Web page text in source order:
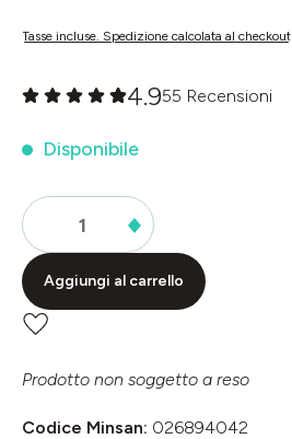
Tasse incluse. Spedizione calcolata al checkout
4.955 Recensioni
Disponibile
Aggiungi al carrello
Prodotto non soggetto a reso
Codice Minsan: 026894042